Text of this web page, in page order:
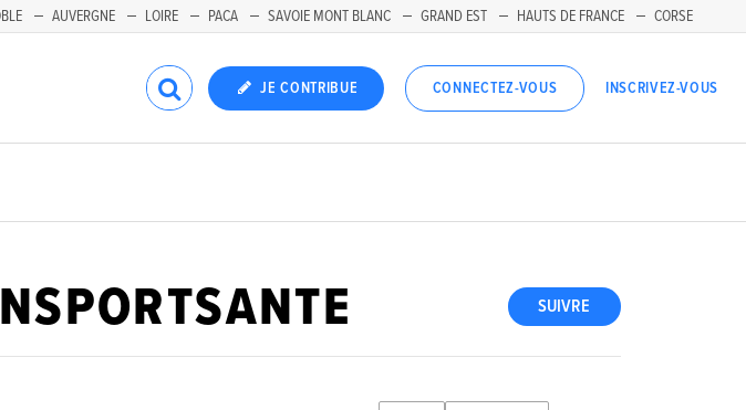
AUVERGNE LOIRE PACA SAVOIE MONT BLANC GRAND EST HAUTS DE FRANCE CORSE
JE CONTRIBUE CONNECTEZ-VOUS INSCRIVEZ-VOUS
SUIVRE